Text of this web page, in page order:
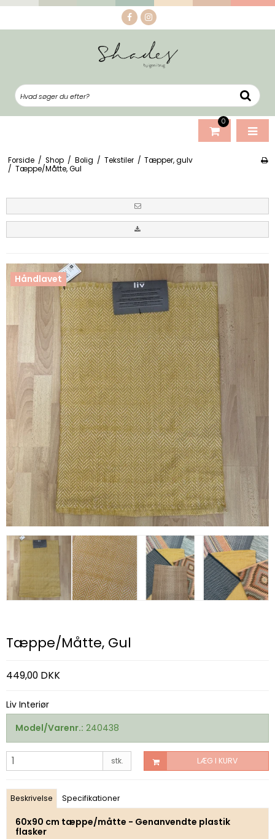
0
Forside / Shop / Bolig / Tekstiler / Tæpper, gulv
/ Tæppe/Måtte, Gul
Håndlavet
Tæppe/Måtte, Gul
449,00 DKK
Liv Interiør
Model/Varenr.: 240438
stk. LÆG I KURV
Beskrivelse Specifikationer
60x90 cm tæppe/måtte - Genanvendte plastik
flasker